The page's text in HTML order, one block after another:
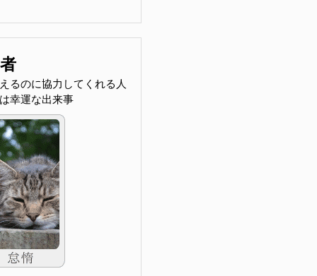
るのに協力してくれる人
幸運な出来事